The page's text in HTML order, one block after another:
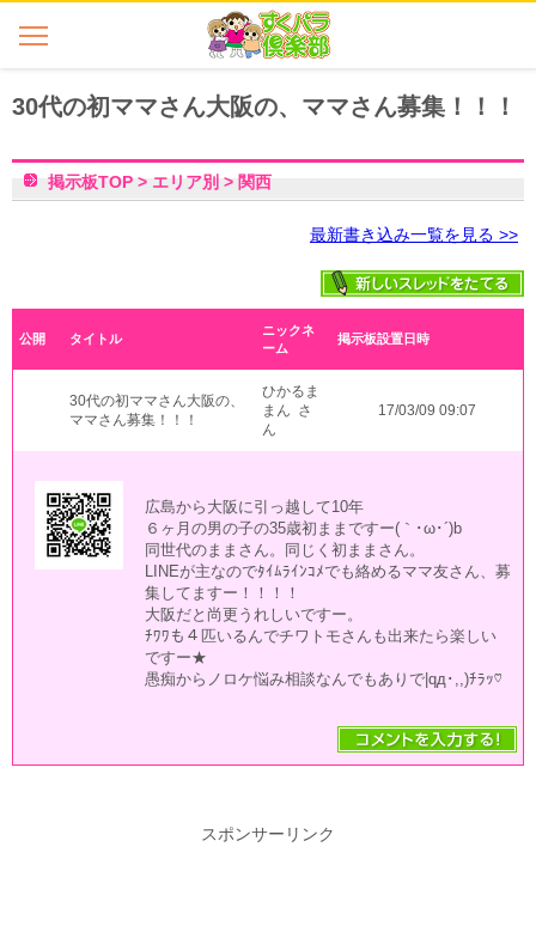
30代の初ママさん大阪の、ママさん募集！！！
最新書き込み一覧を見る >>
掲示板TOP > エリア別 > 関西
公開 タイトル
ニックネ
ーム
掲示板設置日時
30代の初ママさん大阪の、
ママさん募集！！！
ひかるま
まん さ
ん
17/03/09 09:07
広島から大阪に引っ越して10年
６ヶ月の男の子の35歳初ままですー(｀･ω･´)b
同世代のままさん。同じく初ままさん。
LINEが主なのでﾀｲﾑﾗｲﾝｺﾒでも絡めるママ友さん、募
集してますー！！！！
大阪だと尚更うれしいですー。
ﾁﾜﾜも４匹いるんでチワトモさんも出来たら楽しい
ですー★
愚痴からノロケ悩み相談なんでもありで|qд･,,)ﾁﾗｯ♡
スポンサーリンク